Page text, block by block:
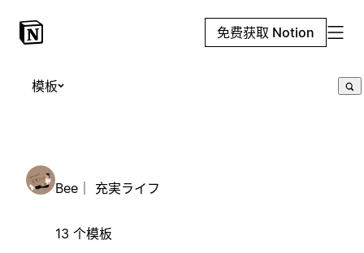
免费获取 Notion
模板
Bee｜ 充実ライフ
13 个模板